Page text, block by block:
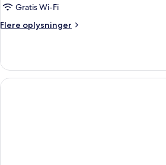
Gratis Wi-Fi
Flere oplysninger
Flere